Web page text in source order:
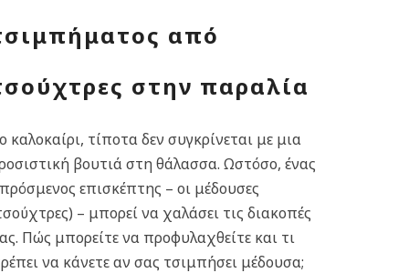
από
στην παραλία
καλοκαίρι, τίποτα δεν συγκρίνεται με μια
βουτιά στη θάλασσα. Ωστόσο, ένας
επισκέπτης – οι μέδουσες
– μπορεί να χαλάσει τις διακοπές
Πώς μπορείτε να προφυλαχθείτε και τι
να κάνετε αν σας τσιμπήσει μέδουσα;